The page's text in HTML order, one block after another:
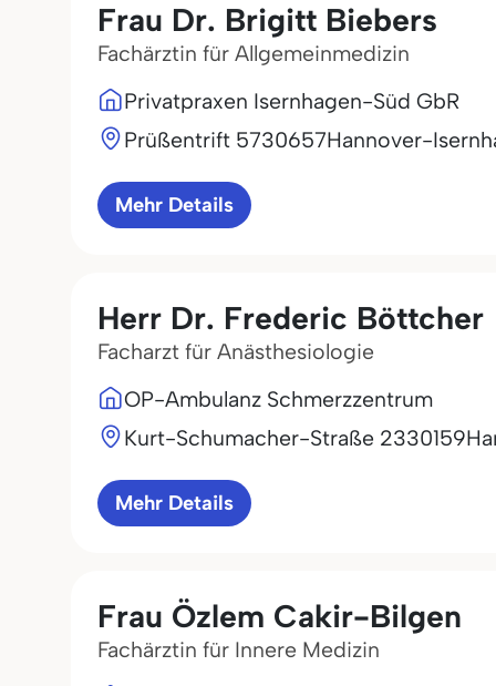
Frau Dr. Brigitt Biebers
Fachärztin für Allgemeinmedizin
Privatpraxen Isernhagen-Süd GbR
Prüßentrift 5730657Hannover-
Mehr Details
Herr Dr. Frederic Böttcher
Facharzt für Anästhesiologie
OP-Ambulanz Schmerzzentrum
Kurt-Schumacher-Straße 2330159
Mehr Details
Frau Özlem Cakir-Bilgen
Fachärztin für Innere Medizin